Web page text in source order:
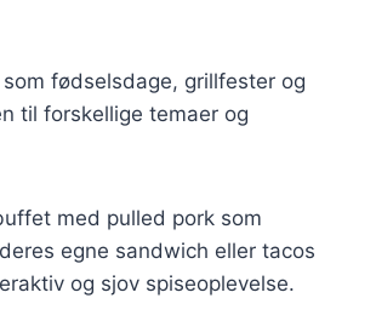
fødselsdage, grillfester og
til forskellige temaer og
med pulled pork som
egne sandwich eller tacos
og sjov spiseoplevelse.